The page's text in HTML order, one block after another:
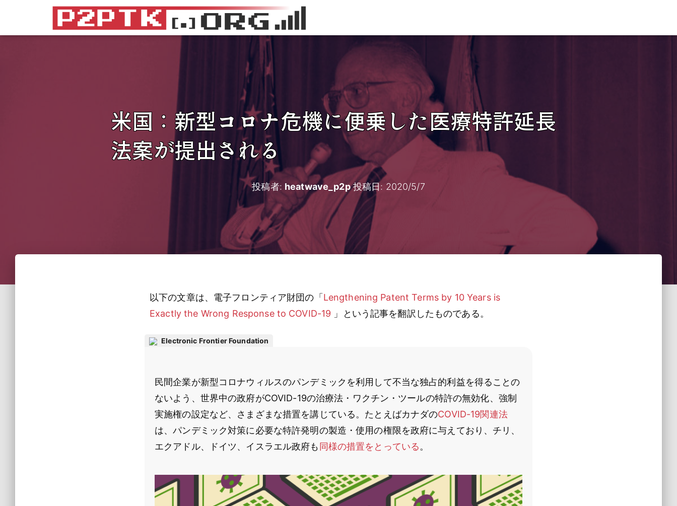
米国：新型コロナ危機に便乗した医療特許延長
法案が提出される
投稿者: heatwave_p2p投稿日: 2020/5/7
以下の文章は、電子フロンティア財団の「 Lengthening Patent Terms by 10 Years is
Exactly the Wrong Response to COVID-19 」という記事を翻訳したものである。
Electronic Frontier Foundation
民間企業が新型コロナウィルスのパンデミックを利用して不当な独占的利益を得ることの
ないよう、世界中の政府がCOVID-19の治療法・ワクチン・ツールの特許の無効化、強制
実施権の設定など、さまざまな措置を講じている。たとえばカナダのCOVID-19関連法
は、パンデミック対策に必要な特許発明の製造・使用の権限を政府に与えており、チリ、
エクアドル、ドイツ、イスラエル政府も 同様の措置をとっている。